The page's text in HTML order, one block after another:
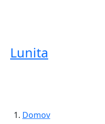
Lunita
Domov